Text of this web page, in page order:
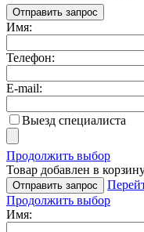
Отправить запрос
Имя:
Телефон:
E-mail:
Выезд специалиста
Продолжить выбор
Товар добавлен в
Отправить запрос
Продолжить выбор
Имя: